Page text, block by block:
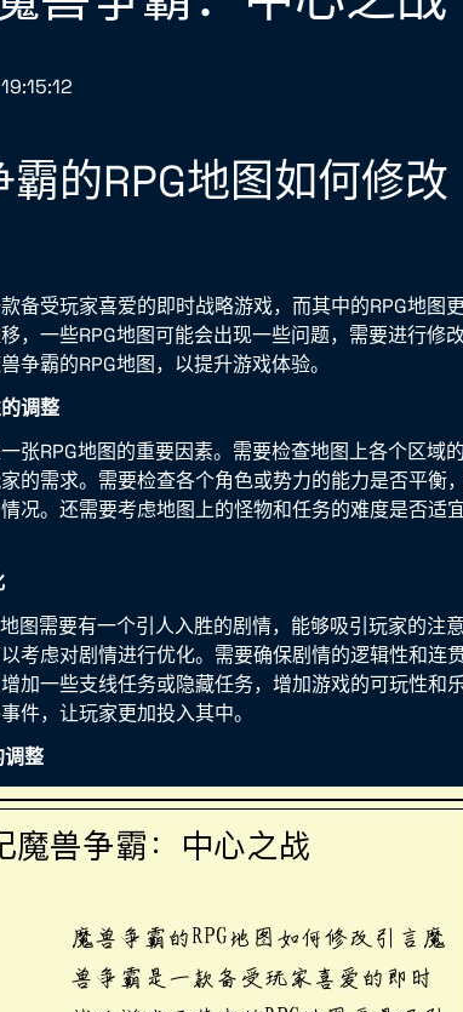
霸的RPG地图如何修改
备受玩家喜爱的即时战略游戏，而其中的RPG地图
，一些RPG地图可能会出现一些问题，需要进行修
争霸的RPG地图，以提升游戏体验。
调整
张RPG地图的重要因素。需要检查地图上各个区域
的需求。需要检查各个角色或势力的能力是否平衡
况。还需要考虑地图上的怪物和任务的难度是否适
图需要有一个引人入胜的剧情，能够吸引玩家的注
考虑对剧情进行优化。需要确保剧情的逻辑性和连
加一些支线任务或隐藏任务，增加游戏的可玩性和
件，让玩家更加投入其中。
整